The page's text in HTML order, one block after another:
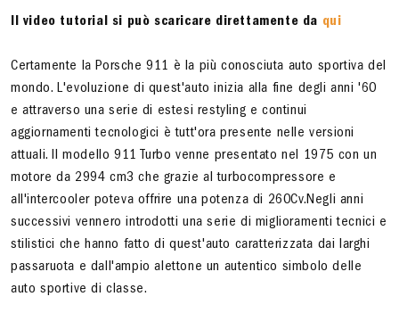
Il video tutorial si può scaricare direttamente da qui
Certamente la Porsche 911 è la più conosciuta auto sportiva del
mondo. L'evoluzione di quest'auto inizia alla fine degli anni '60
e attraverso una serie di estesi restyling e continui
aggiornamenti tecnologici è tutt'ora presente nelle versioni
attuali. Il modello 911 Turbo venne presentato nel 1975 con un
motore da 2994 cm3 che grazie al turbocompressore e
all'intercooler poteva offrire una potenza di 260Cv.Negli anni
successivi vennero introdotti una serie di miglioramenti tecnici e
stilistici che hanno fatto di quest'auto caratterizzata dai larghi
passaruota e dall'ampio alettone un autentico simbolo delle
auto sportive di classe.